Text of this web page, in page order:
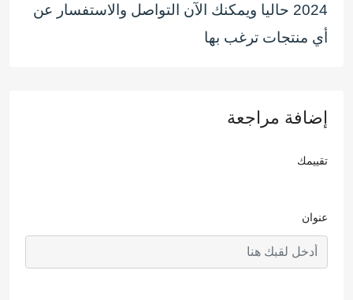
2024 حاليا ويمكنك الآن التواصل والاستفسار عن
أي منتجات ترغب بها
إضافة مراجعة
تقييمك
عنوان